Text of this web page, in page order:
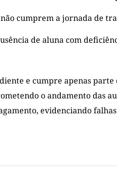
cumprem a jornada de
de aluna com
e cumpre apenas parte
o andamento das
evidenciando